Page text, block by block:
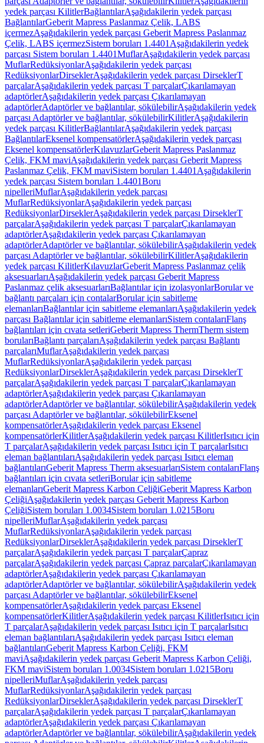
yedek parçası KilitlerBağlantılarAşağıdakilerin yedek parçası
BağlantılarGeberit Mapress Paslanmaz Çelik, LABS
içermezAşağıdakilerin yedek parçası Geberit Mapress Paslanmaz
Çelik, LABS içermezSistem boruları 1.4401 Aşağıdakilerin yedek
parçası Sistem boruları 1.4401MuflarAşağıdakilerin yedek parçası
MuflarRedüksiyonlarAşağıdakilerin yedek parçası
RedüksiyonlarDirseklerAşağıdakilerin yedek parçası DirseklerT
parçalarAşağıdakilerin yedek parçası T parçalarÇıkarılamayan
adaptörlerAşağıdakilerin yedek parçası Çıkarılamayan
adaptörlerAdaptörler ve bağlantılar, sökülebilirAşağıdakilerin yedek
parçası Adaptörler ve bağlantılar, sökülebilirKilitlerAşağıdakilerin
yedek parçası KilitlerBağlantılarAşağıdakilerin yedek parçası
BağlantılarEksenel kompensatörlerAşağıdakilerin yedek parçası
Eksenel kompensatörlerKılavuzlarGeberit Mapress Paslanmaz
Çelik, FKM maviAşağıdakilerin yedek parçası Geberit Mapress
Paslanmaz Çelik, FKM maviSistem boruları 1.4401 Aşağıdakilerin
yedek parçası Sistem boruları 1.4401Boru
nipelleriMuflarAşağıdakilerin yedek parçası
MuflarRedüksiyonlarAşağıdakilerin yedek parçası
RedüksiyonlarDirseklerAşağıdakilerin yedek parçası DirseklerT
parçalarAşağıdakilerin yedek parçası T parçalarÇıkarılamayan
adaptörlerAşağıdakilerin yedek parçası Çıkarılamayan
adaptörlerAdaptörler ve bağlantılar, sökülebilirAşağıdakilerin yedek
parçası Adaptörler ve bağlantılar, sökülebilirKilitlerAşağıdakilerin
yedek parçası KilitlerKılavuzlarGeberit Mapress Paslanmaz çelik
aksesuarlarıAşağıdakilerin yedek parçası Geberit Mapress
Paslanmaz çelik aksesuarlarıBağlantılar için izolasyonlarBorular ve
bağlantı parçaları için contalarBorular için sabitleme
elemanlarıBağlantılar için sabitleme elemanlarıAşağıdakilerin yedek
parçası Bağlantılar için sabitleme elemanlarıSistem contalarıFlanş
bağlantıları için cıvata setleriGeberit Mapress ThermTherm sistem
borularıBağlantı parçalarıAşağıdakilerin yedek parçası Bağlantı
parçalarıMuflarAşağıdakilerin yedek parçası
MuflarRedüksiyonlarAşağıdakilerin yedek parçası
RedüksiyonlarDirseklerAşağıdakilerin yedek parçası DirseklerT
parçalarAşağıdakilerin yedek parçası T parçalarÇıkarılamayan
adaptörlerAşağıdakilerin yedek parçası Çıkarılamayan
adaptörlerAdaptörler ve bağlantılar, sökülebilirAşağıdakilerin yedek
parçası Adaptörler ve bağlantılar, sökülebilirEksenel
kompensatörlerAşağıdakilerin yedek parçası Eksenel
kompensatörlerKilitlerAşağıdakilerin yedek parçası KilitlerIsıtıcı için
T parçalarAşağıdakilerin yedek parçası Isıtıcı için T parçalarIsıtıcı
eleman bağlantılarıAşağıdakilerin yedek parçası Isıtıcı eleman
bağlantılarıGeberit Mapress Therm aksesuarlarıSistem contalarıFlanş
bağlantıları için cıvata setleriBorular için sabitleme
elemanlarıGeberit Mapress Karbon ÇeliğiGeberit Mapress Karbon
ÇeliğiAşağıdakilerin yedek parçası Geberit Mapress Karbon
ÇeliğiSistem boruları 1.0034Sistem boruları 1.0215Boru
nipelleriMuflarAşağıdakilerin yedek parçası
MuflarRedüksiyonlarAşağıdakilerin yedek parçası
RedüksiyonlarDirseklerAşağıdakilerin yedek parçası DirseklerT
parçalarAşağıdakilerin yedek parçası T parçalarÇapraz
parçalarAşağıdakilerin yedek parçası Çapraz parçalarÇıkarılamayan
adaptörlerAşağıdakilerin yedek parçası Çıkarılamayan
adaptörlerAdaptörler ve bağlantılar, sökülebilirAşağıdakilerin yedek
parçası Adaptörler ve bağlantılar, sökülebilirEksenel
kompensatörlerAşağıdakilerin yedek parçası Eksenel
kompensatörlerKilitlerAşağıdakilerin yedek parçası KilitlerIsıtıcı için
T parçalarAşağıdakilerin yedek parçası Isıtıcı için T parçalarIsıtıcı
eleman bağlantılarıAşağıdakilerin yedek parçası Isıtıcı eleman
bağlantılarıGeberit Mapress Karbon Çeliği, FKM
maviAşağıdakilerin yedek parçası Geberit Mapress Karbon Çeliği,
FKM maviSistem boruları 1.0034Sistem boruları 1.0215Boru
nipelleriMuflarAşağıdakilerin yedek parçası
MuflarRedüksiyonlarAşağıdakilerin yedek parçası
RedüksiyonlarDirseklerAşağıdakilerin yedek parçası DirseklerT
parçalarAşağıdakilerin yedek parçası T parçalarÇıkarılamayan
adaptörlerAşağıdakilerin yedek parçası Çıkarılamayan
adaptörlerAdaptörler ve bağlantılar, sökülebilirAşağıdakilerin yedek